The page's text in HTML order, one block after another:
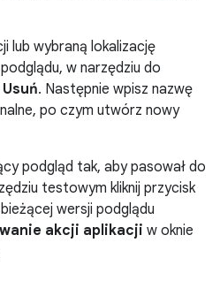
lub wybraną lokalizację
w narzędziu do
Usuń. Następnie wpisz nazwę
po czym utwórz nowy
podgląd tak, aby pasował do
testowym kliknij przycisk
wersji podglądu
akcji aplikacji w oknie